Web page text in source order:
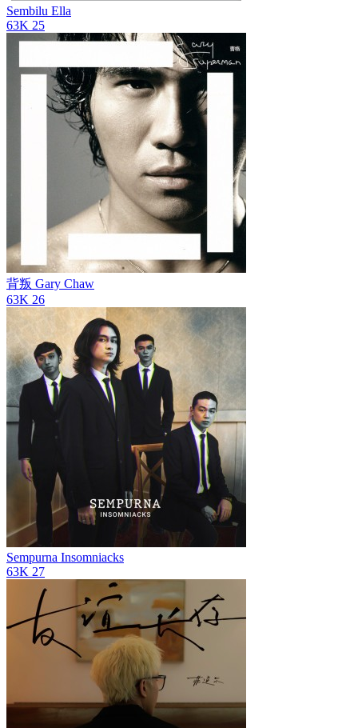
Sembilu Ella
63K 25
背叛 Gary Chaw
63K 26
Sempurna Insomniacks
63K 27